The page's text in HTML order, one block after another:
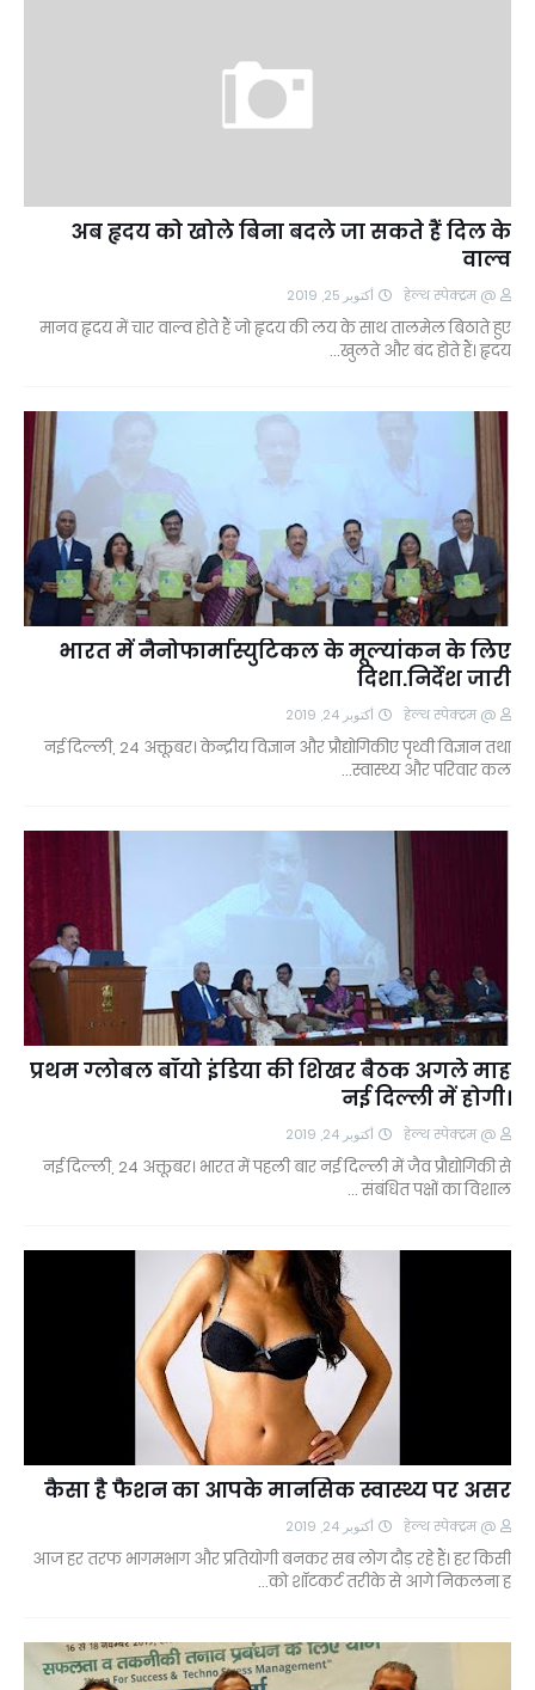
अब हृदय को खोले बिना बदले जा सकते हैं दिल के
वाल्व
@ हेल्थ स्पेक्ट्रम أكتوبر 25, 2019
मानव हृदय में चार वाल्व होते हैं जो हृदय की लय के साथ तालमेल बिठाते हुए
खुलते और बंद होते हैं। हृदय…
भारत में नैनोफार्मास्युटिकल के मूल्यांकन के लिए
दिशा.निर्देश जारी
@ हेल्थ स्पेक्ट्रम أكتوبر 24, 2019
नई दिल्ली, 24 अक्तूबर। केन्द्रीय विज्ञान और प्रौद्योगिकीए पृथ्वी विज्ञान तथा
स्वास्थ्य और परिवार कल…
प्रथम ग्लोबल बॉयो इंडिया की शिखर बैठक अगले माह
नई दिल्ली में होगी।
@ हेल्थ स्पेक्ट्रम أكتوبر 24, 2019
नई दिल्ली, 24 अक्तूबर। भारत में पहली बार नई दिल्ली में जैव प्रौद्योगिकी से
संबंधित पक्षों का विशाल …
कैसा है फैशन का आपके मानसिक स्वास्थ्य पर असर
@ हेल्थ स्पेक्ट्रम أكتوبر 24, 2019
आज हर तरफ भागमभाग और प्रतियोगी बनकर सब लोग दौड़ रहे हैं। हर किसी
को शॉटकर्ट तरीके से आगे निकलना ह…